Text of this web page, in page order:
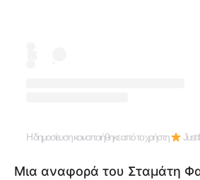
Η δημοσίευση κοινοποιήθηκε από το χρήστη Just
Μια αναφορά του Σταμάτη